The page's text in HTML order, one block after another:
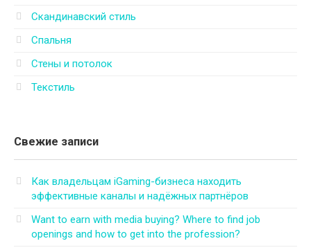
Скандинавский стиль
Спальня
Стены и потолок
Текстиль
Свежие записи
Как владельцам iGaming-бизнеса находить
эффективные каналы и надёжных партнёров
Want to earn with media buying? Where to find job
openings and how to get into the profession?